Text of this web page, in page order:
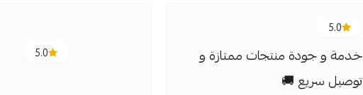
5.0
خدمة و جودة منتجات ممتازة و
توصيل سريع 🚚
5.0